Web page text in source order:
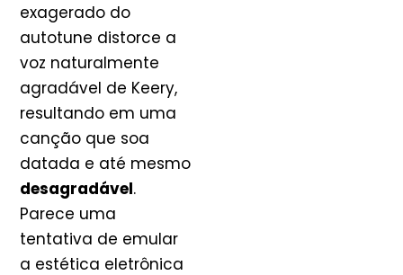
exagerado do
autotune distorce a
voz naturalmente
agradável de Keery,
resultando em uma
canção que soa
datada e até mesmo
desagradável.
Parece uma
tentativa de emular
a estética eletrônica